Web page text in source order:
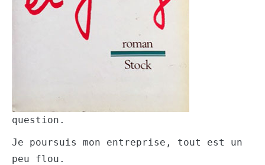
question.
Je poursuis mon entreprise, tout est un
peu flou.